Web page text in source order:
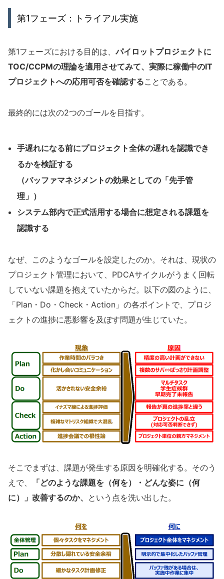
第1フェーズ：トライアル実施
第1フェーズにおける目的は、パイロットプロジェクトに
TOC/CCPMの理論を適用させてみて、実際に稼働中のIT
プロジェクトへの応用可否を確認することである。
最終的には次の2つのゴールを目指す。
手遅れになる前にプロジェクト全体の遅れを認識でき
るかを検証する
（バッファマネジメントの効果としての「先手管
理」）
システム部内で正式活用する場合に想定される課題を
認識する
なぜ、このようなゴールを設定したのか。それは、現状の
プロジェクト管理において、PDCAサイクルがうまく回転
していない課題を抱えていたからだ。以下の図のように、
「Plan・Do・Check・Action」の各ポイントで、プロジ
ェクトの進捗に悪影響を及ぼす問題が生じていた。
そこでまずは、課題が発生する原因を明確化する。そのう
えで、
「どのような課題を（何を）・どんな姿に（何
に）」改善するのか、 という点を洗い出した。